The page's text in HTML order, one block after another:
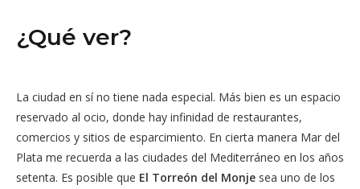
¿Qué ver?
La ciudad en sí no tiene nada especial. Más bien es un espacio
reservado al ocio, donde hay infinidad de restaurantes,
comercios y sitios de esparcimiento. En cierta manera Mar del
Plata me recuerda a las ciudades del Mediterráneo en los años
setenta. Es posible que El Torreón del Monje sea uno de los